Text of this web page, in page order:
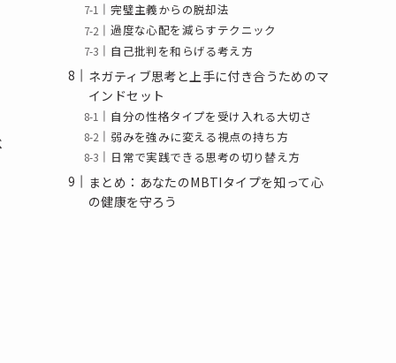
完璧主義からの脱却法
過度な心配を減らすテクニック
自己批判を和らげる考え方
ネガティブ思考と上手に付き合うためのマ
インドセット
自分の性格タイプを受け入れる大切さ
弱みを強みに変える視点の持ち方
日常で実践できる思考の切り替え方
まとめ：あなたのMBTIタイプを知って心
の健康を守ろう